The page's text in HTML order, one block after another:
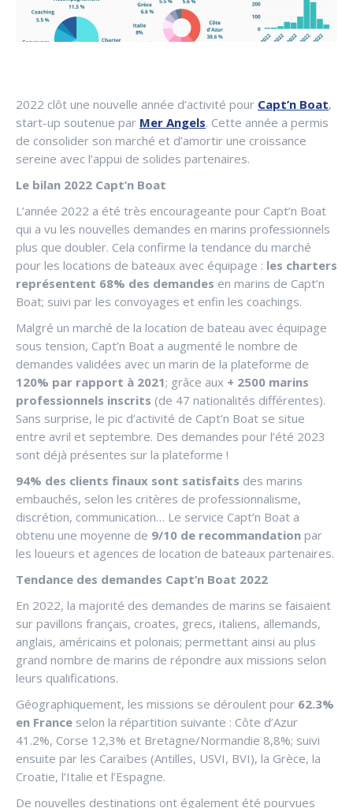
2022 clôt une nouvelle année d’activité pour Capt’n Boat,
start-up soutenue par Mer Angels. Cette année a permis
de consolider son marché et d’amortir une croissance
sereine avec l’appui de solides partenaires.
Le bilan 2022 Capt’n Boat
L’année 2022 a été très encourageante pour Capt’n Boat
qui a vu les nouvelles demandes en marins professionnels
plus que doubler. Cela confirme la tendance du marché
pour les locations de bateaux avec équipage : les charters
représentent 68% des demandes en marins de Capt’n
Boat; suivi par les convoyages et enfin les coachings.
Malgré un marché de la location de bateau avec équipage
sous tension, Capt’n Boat a augmenté le nombre de
demandes validées avec un marin de la plateforme de
120% par rapport à 2021; grâce aux + 2500 marins
professionnels inscrits (de 47 nationalités différentes).
Sans surprise, le pic d’activité de Capt’n Boat se situe
entre avril et septembre. Des demandes pour l’été 2023
sont déjà présentes sur la plateforme !
94% des clients finaux sont satisfaits des marins
embauchés, selon les critères de professionnalisme,
discrétion, communication… Le service Capt’n Boat a
obtenu une moyenne de 9/10 de recommandation par
les loueurs et agences de location de bateaux partenaires.
Tendance des demandes Capt’n Boat 2022
En 2022, la majorité des demandes de marins se faisaient
sur pavillons français, croates, grecs, italiens, allemands,
anglais, américains et polonais; permettant ainsi au plus
grand nombre de marins de répondre aux missions selon
leurs qualifications.
Géographiquement, les missions se déroulent pour 62.3%
en France selon la répartition suivante : Côte d’Azur
41.2%, Corse 12,3% et Bretagne/Normandie 8,8%; suivi
ensuite par les Caraïbes (Antilles, USVI, BVI), la Grèce, la
Croatie, l’Italie et l’Espagne.
De nouvelles destinations ont également été pourvues